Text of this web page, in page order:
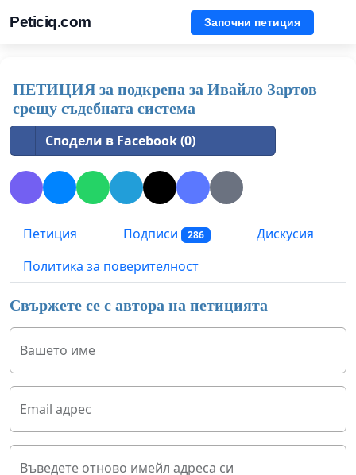
Peticiq.com Започни петиция
ПЕТИЦИЯ за подкрепа за Ивайло Зартов
срещу съдебната система
Сподели в Facebook (0)
Петиция Подписи 286
Дискусия
Политика за поверителност
Свържете се с автора на петицията
Вашето име
Email адрес
Въведете отново имейл адреса си